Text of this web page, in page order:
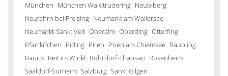
München München Waldtrudering Neubiberg
Neufahrn bei Freising Neumarkt am Wallersee
Neumarkt-Sankt Veit Oberalm Oberding Otterfing
Pfarrkirchen Piding Prien Prien am Chiemsee Raubling
Rauris Reit im Winkl Rohrdorf-Thansau Rosenheim
Saaldorf-Surheim Salzburg Sankt Gilgen